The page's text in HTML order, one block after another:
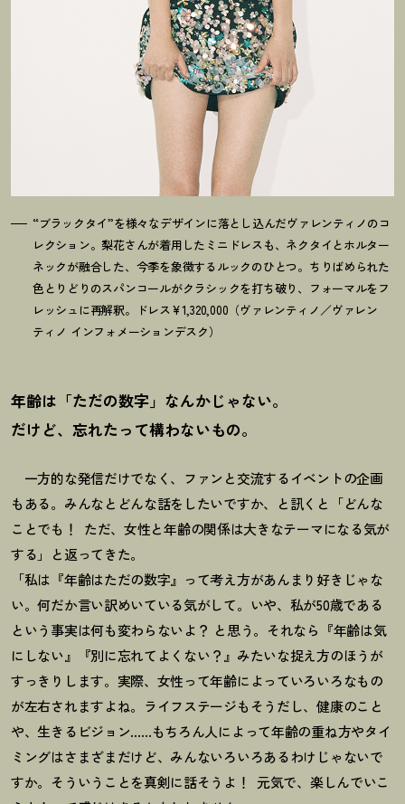
“ブラックタイ”を様々なデザインに落とし込んだヴァレンティノのコ
レクション。梨花さんが着用したミニドレスも、ネクタイとホルター
ネックが融合した、今季を象徴するルックのひとつ。ちりばめられた
色とりどりのスパンコールがクラシックを打ち破り、フォーマルをフ
レッシュに再解釈。ドレス¥1,320,000（ヴァレンティノ／ヴァレン
ティノ インフォメーションデスク）
年齢は「ただの数字」なんかじゃない。
だけど、忘れたって構わないもの。
一方的な発信だけでなく、ファンと交流するイベントの企画
もある。みんなとどんな話をしたいですか、と訊くと「どんな
ことでも ！
ただ、女性と年齢の関係は大きなテーマになる気が
する」と返ってきた。
「私は『年齢はただの数字』って考え方があんまり好きじゃな
い。何だか言い訳めいている気がして。いや、私が50歳である
という事実は何も変わらないよ ？ と思う。それなら『年齢は気
にしない』『別に忘れてよくない ？ 』みたいな捉え方のほうが
すっきりします。実際、女性って年齢によっていろいろなもの
が左右されますよね。ライフステージもそうだし、健康のこと
や、生きるビジョン……もちろん人によって年齢の重ね方やタイ
ミングはさまざまだけど、みんないろいろあるわけじゃないで
すか。そういうことを真剣に話そうよ ！
元気で、楽しんでいこ